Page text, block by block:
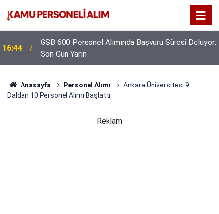
16:44
GSB 600 Personel Alımında Başvuru Süresi Doluyor:
Son Gün Yarın
Anasayfa Personel Alımı
Ankara Üniversitesi 9
Daldan 10 Personel Alımı Başlattı
Reklam